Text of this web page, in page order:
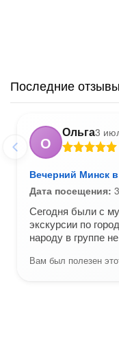
Последние
О
Ольга3
Вечерний Минск
Дата посещения:
Сегодня были с
экскурсии по
народу в группе
Вам был полезен